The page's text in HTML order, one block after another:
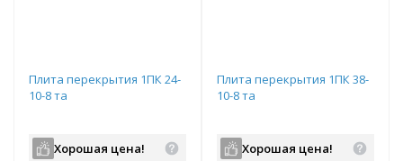
Плита перекрытия 1ПК 24-
10-8 та
Хорошая цена!
Плита перекрытия 1ПК 38-
10-8 та
Хорошая цена!